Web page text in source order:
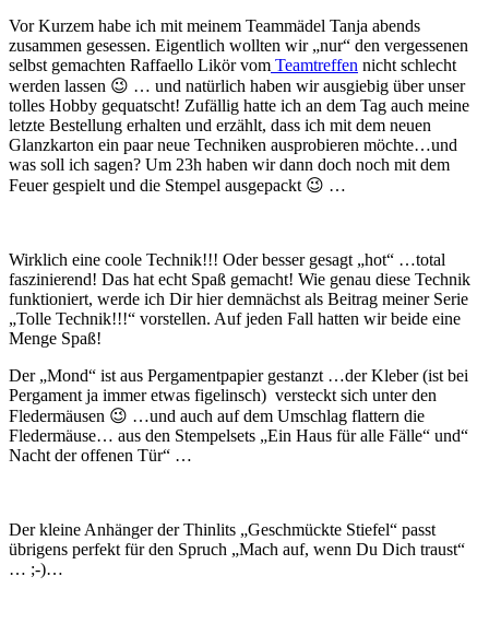
Vor Kurzem habe ich mit meinem Teammädel Tanja abends
zusammen gesessen. Eigentlich wollten wir „nur“ den vergessenen
selbst gemachten Raffaello Likör vom Teamtreffen nicht schlecht
werden lassen 😉 … und natürlich haben wir ausgiebig über unser
tolles Hobby gequatscht! Zufällig hatte ich an dem Tag auch meine
letzte Bestellung erhalten und erzählt, dass ich mit dem neuen
Glanzkarton ein paar neue Techniken ausprobieren möchte…und
was soll ich sagen? Um 23h haben wir dann doch noch mit dem
Feuer gespielt und die Stempel ausgepackt 😉 …
Wirklich eine coole Technik!!! Oder besser gesagt „hot“ …total
faszinierend! Das hat echt Spaß gemacht! Wie genau diese Technik
funktioniert, werde ich Dir hier demnächst als Beitrag meiner Serie
„Tolle Technik!!!“ vorstellen. Auf jeden Fall hatten wir beide eine
Menge Spaß!
Der „Mond“ ist aus Pergamentpapier gestanzt …der Kleber (ist bei
Pergament ja immer etwas figelinsch) versteckt sich unter den
Fledermäusen 😉 …und auch auf dem Umschlag flattern die
Fledermäuse… aus den Stempelsets „Ein Haus für alle Fälle“ und“
Nacht der offenen Tür“ …
Der kleine Anhänger der Thinlits „Geschmückte Stiefel“ passt
übrigens perfekt für den Spruch „Mach auf, wenn Du Dich traust“
… ;-)…